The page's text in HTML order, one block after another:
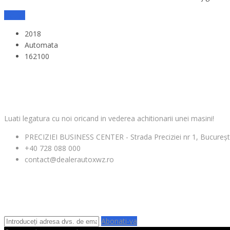
2018
Automata
162100
Luati legatura cu noi oricand in vederea achitionarii unei masini!
PRECIZIEI BUSINESS CENTER - Strada Preciziei nr 1,
+40 728 088 000
contact@dealerautoxwz.ro
Abonati-va